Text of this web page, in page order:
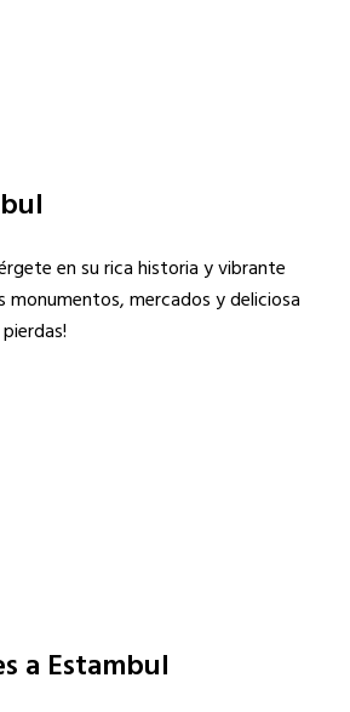
en su rica historia y vibrante
monumentos, mercados y deliciosa
a Estambul